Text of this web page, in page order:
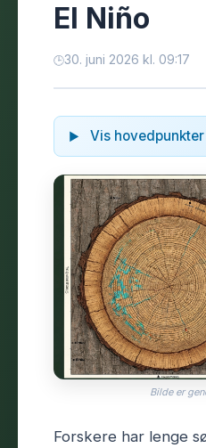
El Niño
30. juni 2026 kl. 09:17
Vis hovedpunkter
Bilde er
Forskere har lenge